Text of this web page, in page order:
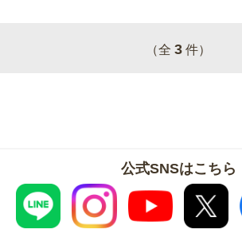
（全 3 件）
公式SNSはこちら